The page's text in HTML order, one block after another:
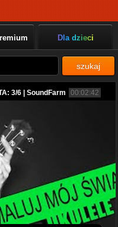
Dla dzieci
szukaj
3/6 | SoundFarm 00:02:42